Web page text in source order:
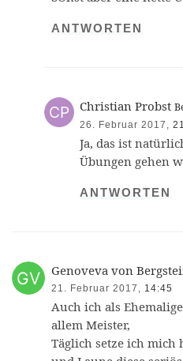
ANTWORTEN
Christian Probst
26. Februar 2017,
Ja, das ist
Übungen gehen
ANTWORTEN
Genoveva von
21. Februar 2017, 14:45
Auch ich als
allem Meister,
Täglich setze ich